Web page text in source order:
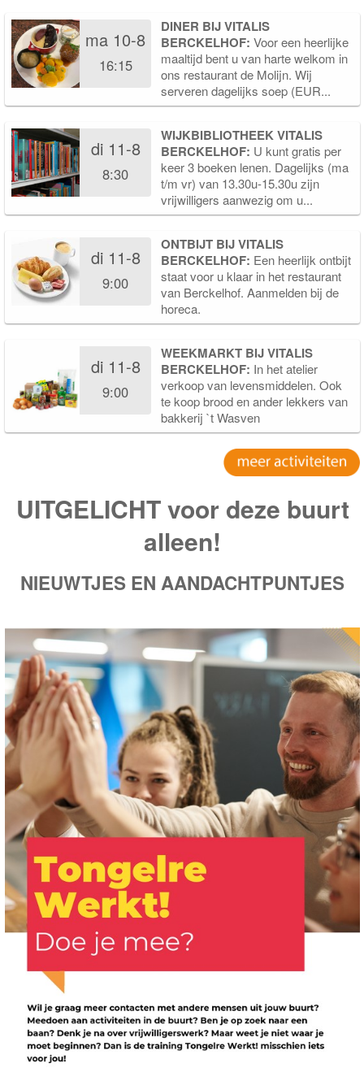
ma 10-8
16:15
DINER BIJ VITALIS
BERCKELHOF: Voor een heerlijke
maaltijd bent u van harte welkom in
ons restaurant de Molijn. Wij
serveren dagelijks soep (EUR...
di 11-8
8:30
WIJKBIBLIOTHEEK VITALIS
BERCKELHOF: U kunt gratis per
keer 3 boeken lenen. Dagelijks (ma
t/m vr) van 13.30u-15.30u zijn
vrijwilligers aanwezig om u...
di 11-8
9:00
ONTBIJT BIJ VITALIS
BERCKELHOF: Een heerlijk ontbijt
staat voor u klaar in het restaurant
van Berckelhof. Aanmelden bij de
horeca.
di 11-8
9:00
WEEKMARKT BIJ VITALIS
BERCKELHOF: In het atelier
verkoop van levensmiddelen. Ook
te koop brood en ander lekkers van
bakkerij `t Wasven
UITGELICHT voor deze buurt
alleen!
NIEUWTJES EN AANDACHTPUNTJES